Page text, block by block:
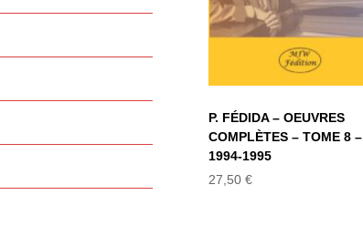
P. FÉDIDA – OEUVRES
COMPLÈTES – TOME 8 –
1994-1995
27,50 €